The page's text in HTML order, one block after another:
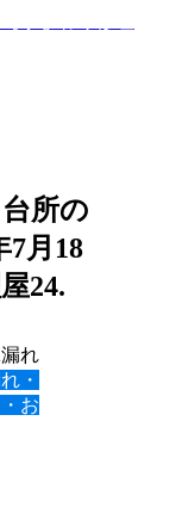
所の
7月18
24.
・
お